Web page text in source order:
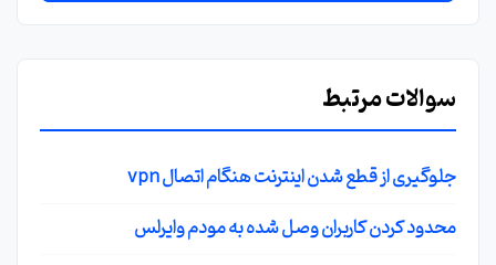
سوالات مرتبط
جلوگیری از قطع شدن اینترنت هنگام اتصال vpn
محدود کردن کاربران وصل شده به مودم وایرلس